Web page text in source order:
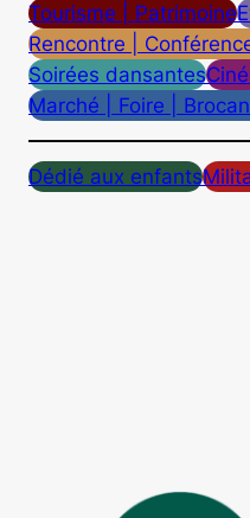
Tourisme | Patrimoine
Rencontre |
Soirées dansantes
Marché | Foire |
Dédié aux enfants